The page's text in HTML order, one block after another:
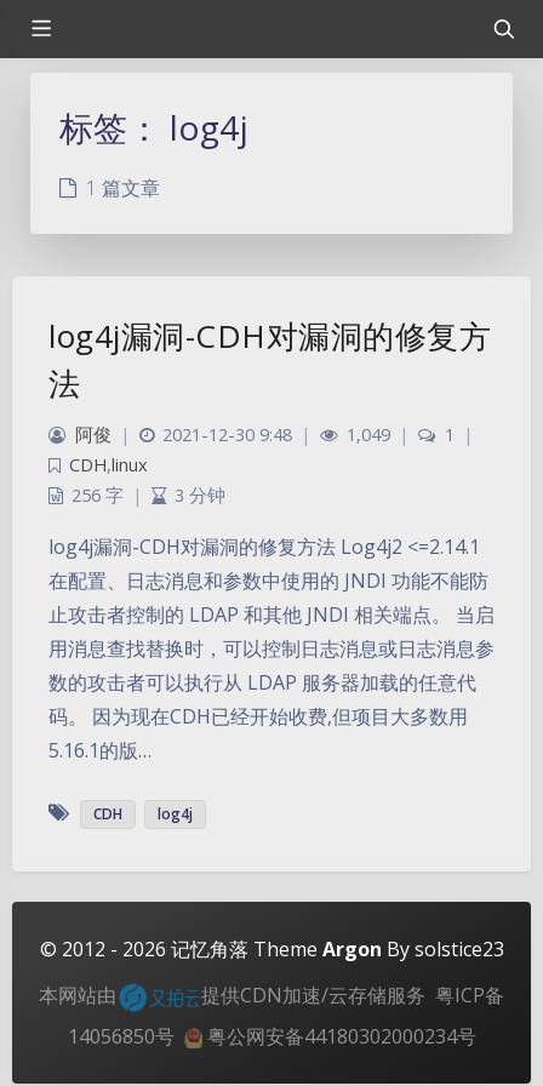
夜间模式
浅阴影 深阴影
关闭 日落 暗化 灰度
标签： log4j
1 篇文章
log4j漏洞-CDH对漏洞的修复方
法
阿俊 | 2021-12-30 9:48 | 1,049 | 1
|
CDH,linux
256 字 | 3 分钟
log4j漏洞-CDH对漏洞的修复方法 Log4j2 <=2.14.1
在配置、日志消息和参数中使用的 JNDI 功能不能防
止攻击者控制的 LDAP 和其他 JNDI 相关端点。 当启
用消息查找替换时，可以控制日志消息或日志消息参
数的攻击者可以执行从 LDAP 服务器加载的任意代
码。 因为现在CDH已经开始收费,但项目大多数用
5.16.1的版…
CDH log4j
© 2012 - 2026 记忆角落 Theme Argon By solstice23
本网站由
提供CDN加速/云存储服务 粤ICP备
14056850号
粤公网安备44180302000234号